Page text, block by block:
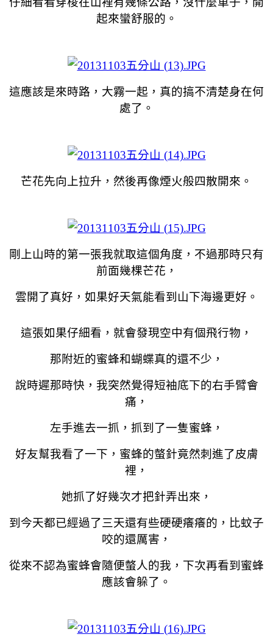
起來蠻舒服的。
這應該是來時路，大霧一起，真的搞不清楚身在何
處了。
芒花先向上拉升，然後再像煙火般四散開來。
剛上山時的第一張我就取這個角度，不過那時只有
前面幾棵芒花，
雲開了真好，如果好天氣能看到山下海邊更好。
這張如果仔細看，就會發現空中有個飛行物，
那附近的蜜蜂和蝴蝶真的還不少，
說時遲那時快，我突然覺得短袖底下的右手臂會
痛，
左手進去一抓，抓到了一隻蜜蜂，
好友幫我看了一下，蜜蜂的螫針竟然刺進了皮膚
裡，
她抓了好幾次才把針弄出來，
到今天都已經過了三天還有些硬硬癢癢的，比蚊子
咬的還厲害，
從來不認為蜜蜂會隨便螫人的我，下次再看到蜜蜂
應該會躲了。